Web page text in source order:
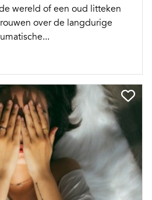
wereld of een oud litteken
over de langdurige